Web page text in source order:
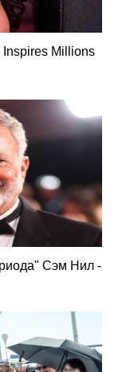
Inspires Millions
Сэм Нил -